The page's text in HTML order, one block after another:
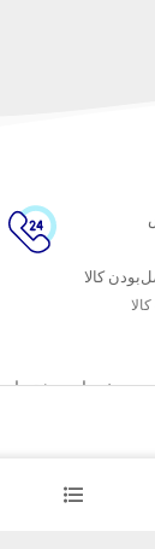
کالا
خدمات مشتریان
شرایط استفاده